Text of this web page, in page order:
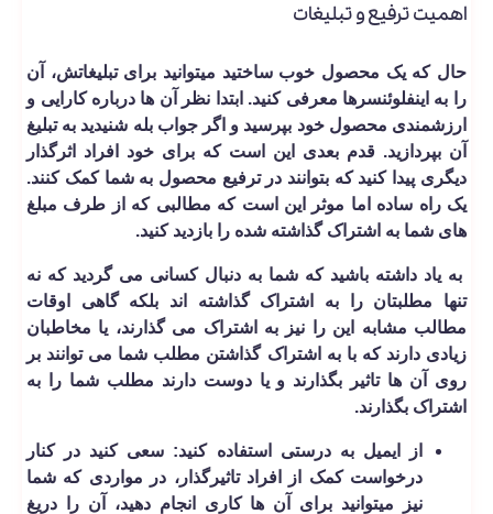
اهمیت ترفیع و تبلیغات
حال که یک محصول خوب ساختید می­توانید برای تبلیغاتش، آن
را به اینفلوئنسرها معرفی کنید. ابتدا نظر آن ها درباره کارایی و
ارزشمندی محصول خود بپرسید و اگر جواب بله شنیدید به تبلیغ
آن بپردازید. قدم بعدی این است که برای خود افراد اثرگذار
دیگری پیدا کنید که بتوانند در ترفیع محصول به شما کمک کنند.
یک راه ساده اما موثر این است که مطالبی که از طرف مبلغ
های شما به اشتراک گذاشته شده را بازدید کنید.
به یاد داشته باشید که شما به دنبال کسانی می­ گردید که نه
تنها مطلبتان را به اشتراک گذاشته اند بلکه گاهی اوقات
مطالب مشابه این را نیز به اشتراک می­ گذارند، یا مخاطبان
زیادی دارند که با به اشتراک گذاشتن مطلب شما می توانند بر
روی آن ها تاثیر بگذارند و یا دوست دارند مطلب شما را به
اشتراک بگذارند.
از ایمیل به درستی استفاده کنید: سعی کنید در کنار
درخواست کمک از افراد تاثیرگذار، در مواردی که شما
نیز می­توانید برای آن ها کاری انجام دهید، آن را دریغ